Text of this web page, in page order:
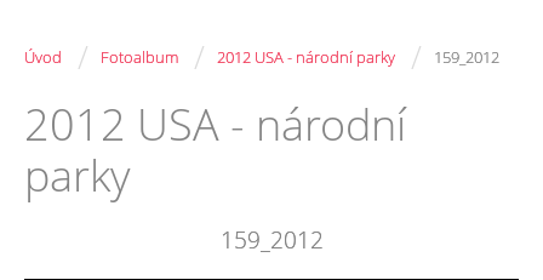
Úvod / Fotoalbum / 2012 USA - národní parky / 159_2012
2012 USA - národní
parky
159_2012